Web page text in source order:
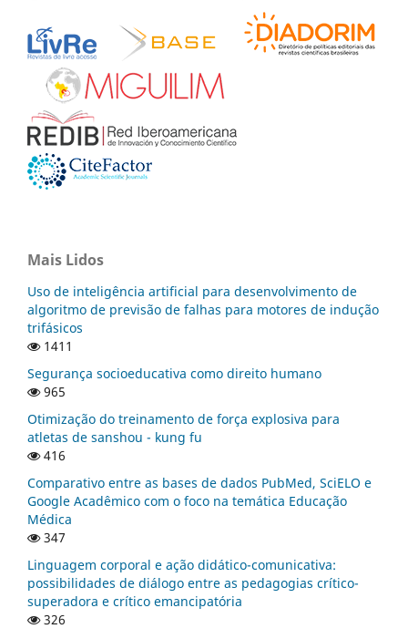
Mais Lidos
Uso de inteligência artificial para desenvolvimento de
algoritmo de previsão de falhas para motores de indução
trifásicos
1411
Segurança socioeducativa como direito humano
965
Otimização do treinamento de força explosiva para
atletas de sanshou - kung fu
416
Comparativo entre as bases de dados PubMed, SciELO e
Google Acadêmico com o foco na temática Educação
Médica
347
Linguagem corporal e ação didático-comunicativa:
possibilidades de diálogo entre as pedagogias crítico-
superadora e crítico emancipatória
326